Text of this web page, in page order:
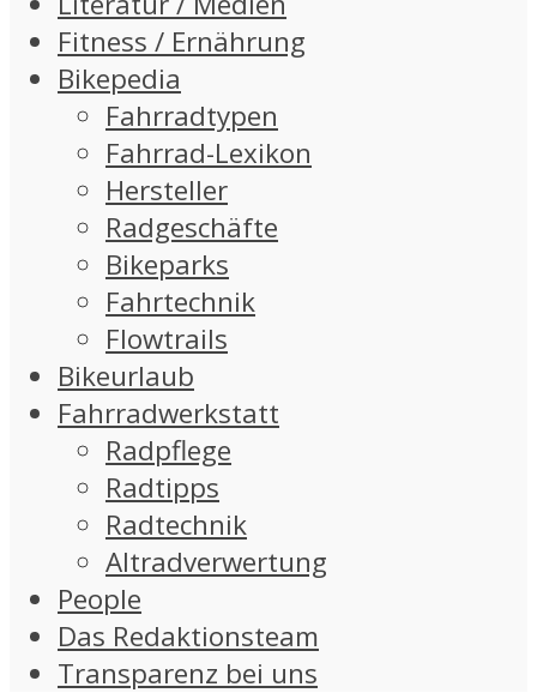
Fitness / Ernährung
Bikepedia
Fahrradtypen
Fahrrad-Lexikon
Hersteller
Radgeschäfte
Bikeparks
Fahrtechnik
Flowtrails
Bikeurlaub
Fahrradwerkstatt
Radpflege
Radtipps
Radtechnik
Altradverwertung
People
Das Redaktionsteam
Transparenz bei uns